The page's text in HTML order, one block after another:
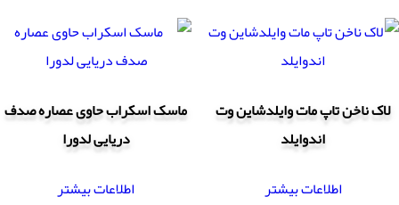
لاک ناخن تاپ مات وایلدشاین وت
اندوایلد
اطلاعات بیشتر
ماسک اسکراب حاوی عصاره صدف
دریایی لدورا
اطلاعات بیشتر